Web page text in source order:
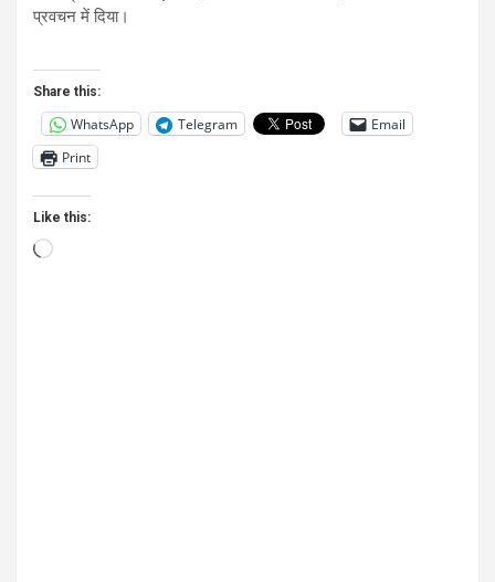
प्रवचन में दिया।
Share this:
WhatsApp Telegram
Email
Print
Like this:
Loading…